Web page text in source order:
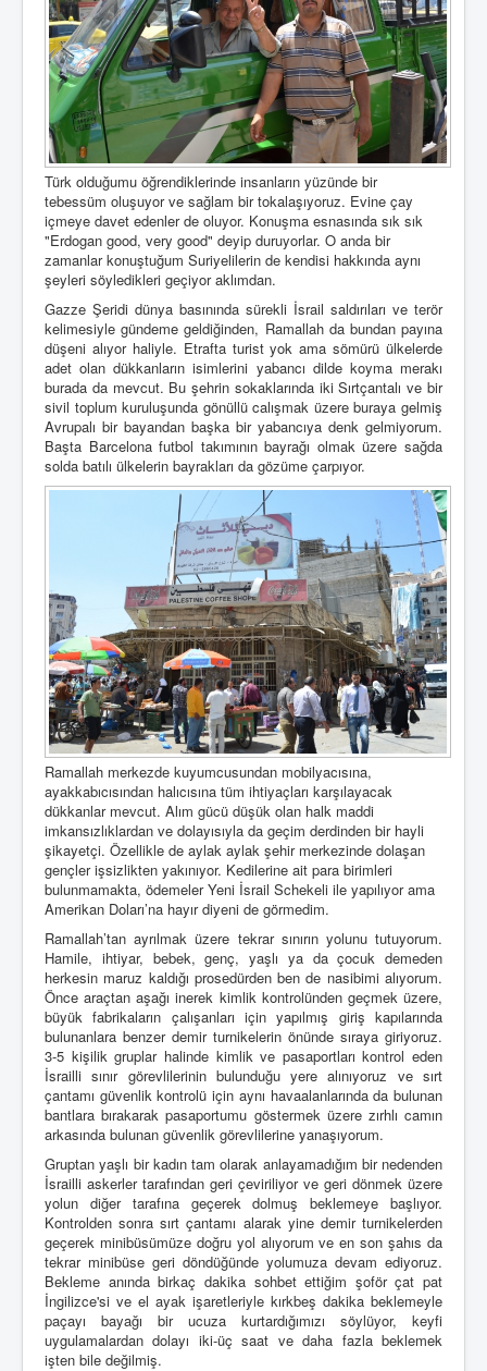
Türk olduğumu öğrendiklerinde insanların yüzünde bir
tebessüm oluşuyor ve sağlam bir tokalaşıyoruz. Evine çay
içmeye davet edenler de oluyor. Konuşma esnasında sık sık
"Erdogan good, very good" deyip duruyorlar. O anda bir
zamanlar konuştuğum Suriyelilerin de kendisi hakkında aynı
şeyleri söyledikleri geçiyor aklımdan.
Gazze Şeridi dünya basınında sürekli İsrail saldırıları ve terör
kelimesiyle gündeme geldiğinden, Ramallah da bundan payına
düşeni alıyor haliyle. Etrafta turist yok ama sömürü ülkelerde
adet olan dükkanların isimlerini yabancı dilde koyma merakı
burada da mevcut. Bu şehrin sokaklarında iki Sırtçantalı ve bir
sivil toplum kuruluşunda gönüllü calışmak üzere buraya gelmiş
Avrupalı bir bayandan başka bir yabancıya denk gelmiyorum.
Başta Barcelona futbol takımının bayrağı olmak üzere sağda
solda batılı ülkelerin bayrakları da gözüme çarpıyor.
Ramallah merkezde kuyumcusundan mobilyacısına,
ayakkabıcısından halıcısına tüm ihtiyaçları karşılayacak
dükkanlar mevcut. Alım gücü düşük olan halk maddi
imkansızlıklardan ve dolayısıyla da geçim derdinden bir hayli
şikayetçi. Özellikle de aylak aylak şehir merkezinde dolaşan
gençler işsizlikten yakınıyor. Kedilerine ait para birimleri
bulunmamakta, ödemeler Yeni İsrail Schekeli ile yapılıyor ama
Amerikan Doları’na hayır diyeni de görmedim.
Ramallah’tan ayrılmak üzere tekrar sınırın yolunu tutuyorum.
Hamile, ihtiyar, bebek, genç, yaşlı ya da çocuk demeden
herkesin maruz kaldığı prosedürden ben de nasibimi alıyorum.
Önce araçtan aşağı inerek kimlik kontrolünden geçmek üzere,
büyük fabrikaların çalışanları için yapılmış giriş kapılarında
bulunanlara benzer demir turnikelerin önünde sıraya giriyoruz.
3-5 kişilik gruplar halinde kimlik ve pasaportları kontrol eden
İsrailli sınır görevlilerinin bulunduğu yere alınıyoruz ve sırt
çantamı güvenlik kontrolü için aynı havaalanlarında da bulunan
bantlara bırakarak pasaportumu göstermek üzere zırhlı camın
arkasında bulunan güvenlik görevlilerine yanaşıyorum.
Gruptan yaşlı bir kadın tam olarak anlayamadığım bir nedenden
İsrailli askerler tarafından geri çeviriliyor ve geri dönmek üzere
yolun diğer tarafına geçerek dolmuş beklemeye başlıyor.
Kontrolden sonra sırt çantamı alarak yine demir turnikelerden
geçerek minibüsümüze doğru yol alıyorum ve en son şahıs da
tekrar minibüse geri döndüğünde yolumuza devam ediyoruz.
Bekleme anında birkaç dakika sohbet ettiğim şoför çat pat
İngilizce'si ve el ayak işaretleriyle kırkbeş dakika beklemeyle
paçayı bayağı bir ucuza kurtardığımızı söylüyor, keyfi
uygulamalardan dolayı iki-üç saat ve daha fazla beklemek
işten bile değilmiş.